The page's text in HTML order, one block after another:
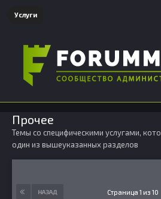
Услуги
Прочее
Темы со специфическими услугами,
один из вышеуказанных разделов
НАЗАД Страница 1 из 10